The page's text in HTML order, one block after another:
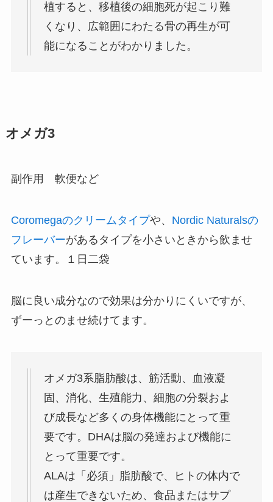
植すると、移植後の細胞死が起こり難
くなり、広範囲にわたる骨の再生が可
能になることがわかりました。
オメガ3
副作用 軟便など
Coromegaのクリームタイプや、 Nordic Naturalsの
フレーバーがあるタイプを小さいときから飲ませ
ています。１日二袋
脳に良い成分なので効果は分かりにくいですが、
ずーっとのませ続けてます。
オメガ3系脂肪酸は、筋活動、血液凝
固、消化、生殖能力、細胞の分裂およ
び成長など多くの身体機能にとって重
要です。DHAは脳の発達および機能に
とって重要です。
ALAは「必須」脂肪酸で、ヒトの体内で
は産生できないため、食品またはサプ